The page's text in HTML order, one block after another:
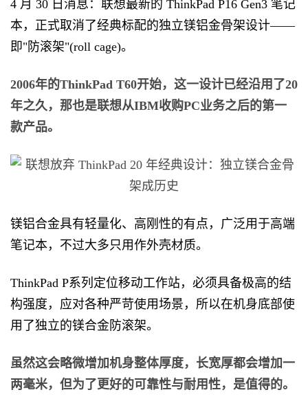
4 月 30 日消息：联想最新的 ThinkPad P16 Gen3 笔记
本，正式取消了经典标配的独立镁铝金骨架设计——
即"防滚架"(roll cage)。
2006年的ThinkPad T60开始，这一设计已经沿用了20
年之久，那也是联想从IBM收购PC业务之后的第一
款产品。
镁铝合金具有轻量化、高刚性的有点，广泛用于高端
笔记本，不过大多只用作外壳材质。
ThinkPad P系列定位移动工作站，必须具备极高的结
构强度，应对各种严苛使用场景，所以在机身底部使
用了独立的镁合金防滚架。
虽然这会略微增加机身整体厚度，长宽厚都会增加一
两毫米，但为了更好的可靠性与耐用性，是值得的。